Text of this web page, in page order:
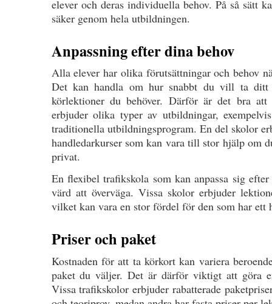
elever och deras individuella behov. På så sätt
säker genom hela utbildningen.
Anpassning efter dina behov
Alla elever har olika förutsättningar och behov
Det kan handla om hur snabbt du vill ta ditt
körlektioner du behöver. Därför är det bra
erbjuder olika typer av utbildningar,
traditionella utbildningsprogram. En del skolor
handledarkurser som kan vara till stor hjälp om
privat.
En flexibel trafikskola som kan anpassa sig
värd att överväga. Vissa skolor erbjuder
vilket kan vara en stor fördel för den som har ett
Priser och paket
Kostnaden för att ta körkort kan variera
paket du väljer. Det är därför viktigt att göra
Vissa trafikskolor erbjuder rabatterade